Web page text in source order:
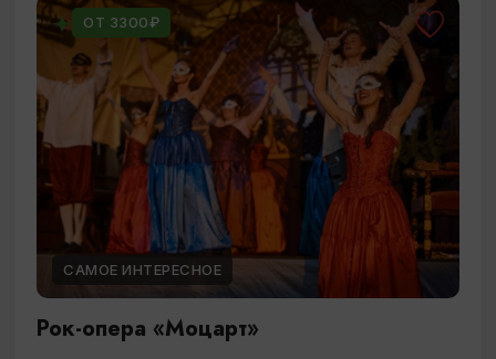
ОТ 3300₽
САМОЕ ИНТЕРЕСНОЕ
Рок-опера «Моцарт»